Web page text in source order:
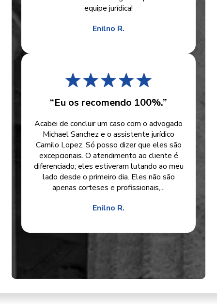
equipe jurídica!
Enilno R.
“Eu os recomendo 100%.”
Acabei de concluir um caso com o advogado
Michael Sanchez e o assistente jurídico
Camilo Lopez. Só posso dizer que eles são
excepcionais. O atendimento ao cliente é
diferenciado; eles estiveram lutando ao meu
lado desde o primeiro dia. Eles não são
apenas corteses e profissionais,...
Enilno R.